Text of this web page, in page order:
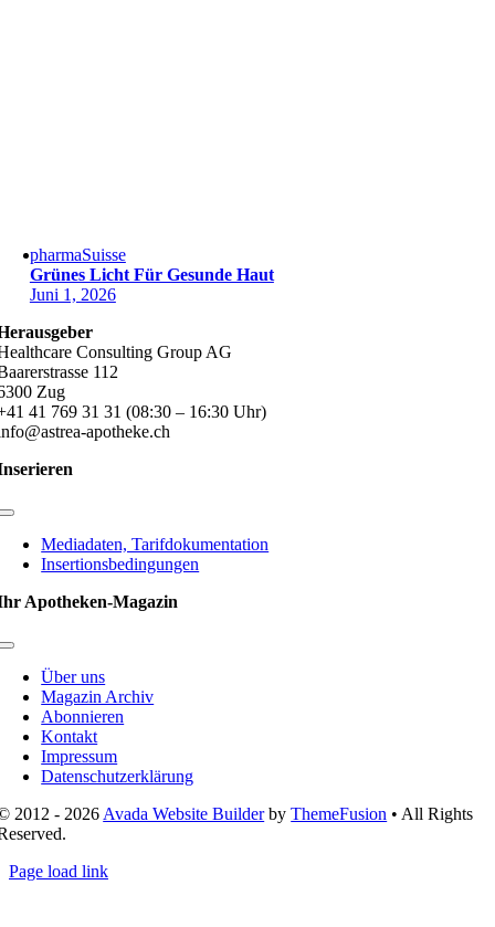
pharmaSuisse
Grünes Licht Für Gesunde Haut
Juni 1, 2026
Consulting Group AG
112
Zug
41 769 31 31 (08:30 – 16:30 Uhr)
apotheke.ch
Toggle
NavigationMediadaten, Tarifdokumentation
Insertionsbedingungen
Apotheken-Magazin
Toggle
NavigationÜber uns
Magazin Archiv
Abonnieren
Kontakt
Impressum
Datenschutzerklärung
2012 - 2026 Avada Website BuilderbyThemeFusion • All Rights
Page load link